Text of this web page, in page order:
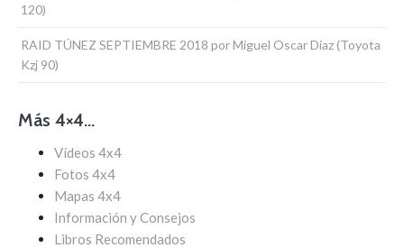
120)
RAID TÚNEZ SEPTIEMBRE 2018 por Miguel Oscar Díaz (Toyota
Kzj 90)
Más 4×4…
Vídeos 4x4
Fotos 4x4
Mapas 4x4
Información y Consejos
Libros Recomendados